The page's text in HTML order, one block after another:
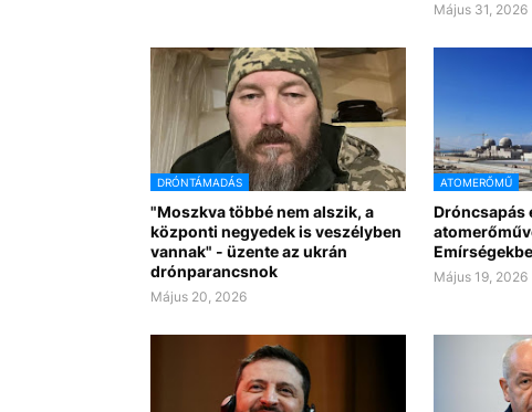
Május 31, 2026
DRÓNTÁMADÁS
"Moszkva többé nem alszik, a
központi negyedek is veszélyben
vannak" - üzente az ukrán
drónparancsnok
Május 20, 2026
ATOMERŐMŰ
Dróncsapás
Május 19, 2026